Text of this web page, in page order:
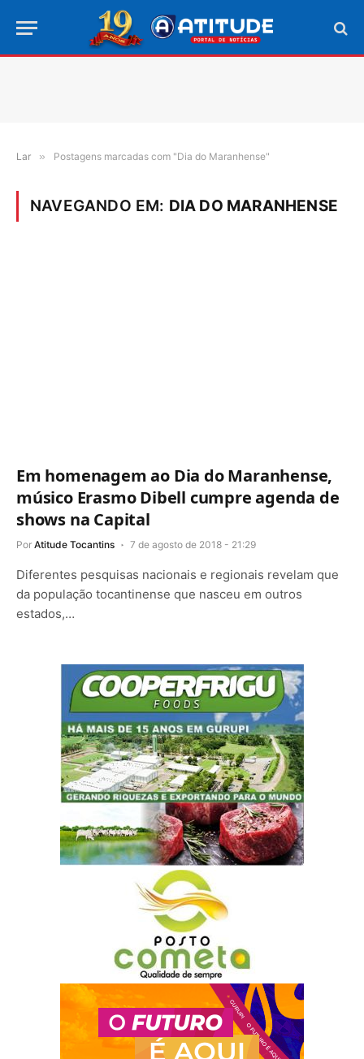
Lar » Postagens marcadas com "Dia do Maranhense"
NAVEGANDO EM: DIA DO MARANHENSE
Em homenagem ao Dia do Maranhense,
músico Erasmo Dibell cumpre agenda de
shows na Capital
Por Atitude Tocantins 7 de agosto de 2018 - 21:29
Diferentes pesquisas nacionais e regionais revelam que
da população tocantinense que nasceu em outros
estados,…